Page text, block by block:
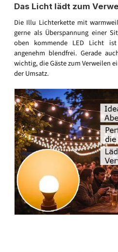
Das Licht lädt zum
Die Illu Lichterkette mit
gerne als Überspannung einer
oben kommende LED Licht
angenehm blendfrei. Gerade
wichtig, die Gäste zum Verweilen
der Umsatz.